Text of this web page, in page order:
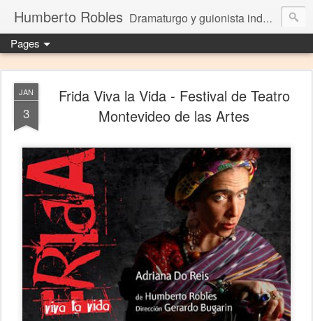
Humberto Robles Dramaturgo y guionista independiente
Pages
JAN
3
Frida Viva la Vida - Festival de Teatro
Montevideo de las Artes